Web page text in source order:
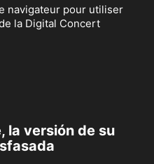
navigateur pour utiliser
la Digital Concert
la versión de su